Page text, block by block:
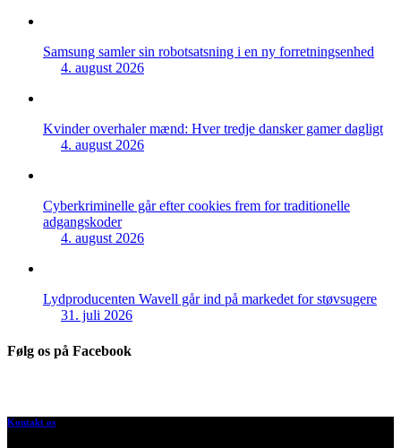
Samsung samler sin robotsatsning i en ny forretningsenhed
4. august 2026
Kvinder overhaler mænd: Hver tredje dansker gamer dagligt
4. august 2026
Cyberkriminelle går efter cookies frem for traditionelle
adgangskoder
4. august 2026
Lydproducenten Wavell går ind på markedet for støvsugere
31. juli 2026
Følg os på Facebook
Kontakt os